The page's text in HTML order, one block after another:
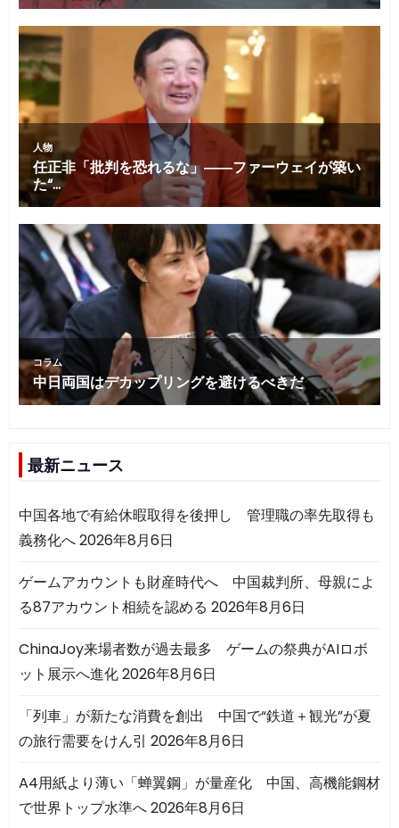
最新ニュース
中国各地で有給休暇取得を後押し 管理職の率先取得も
義務化へ2026年8月6日
ゲームアカウントも財産時代へ 中国裁判所、母親によ
る87アカウント相続を認める 2026年8月6日
ChinaJoy来場者数が過去最多 ゲームの祭典がAIロボ
ット展示へ進化2026年8月6日
「列車」が新たな消費を創出 中国で“鉄道＋観光”が夏
の旅行需要をけん引 2026年8月6日
A4用紙より薄い「蝉翼鋼」が量産化 中国、高機能鋼材
で世界トップ水準へ2026年8月6日